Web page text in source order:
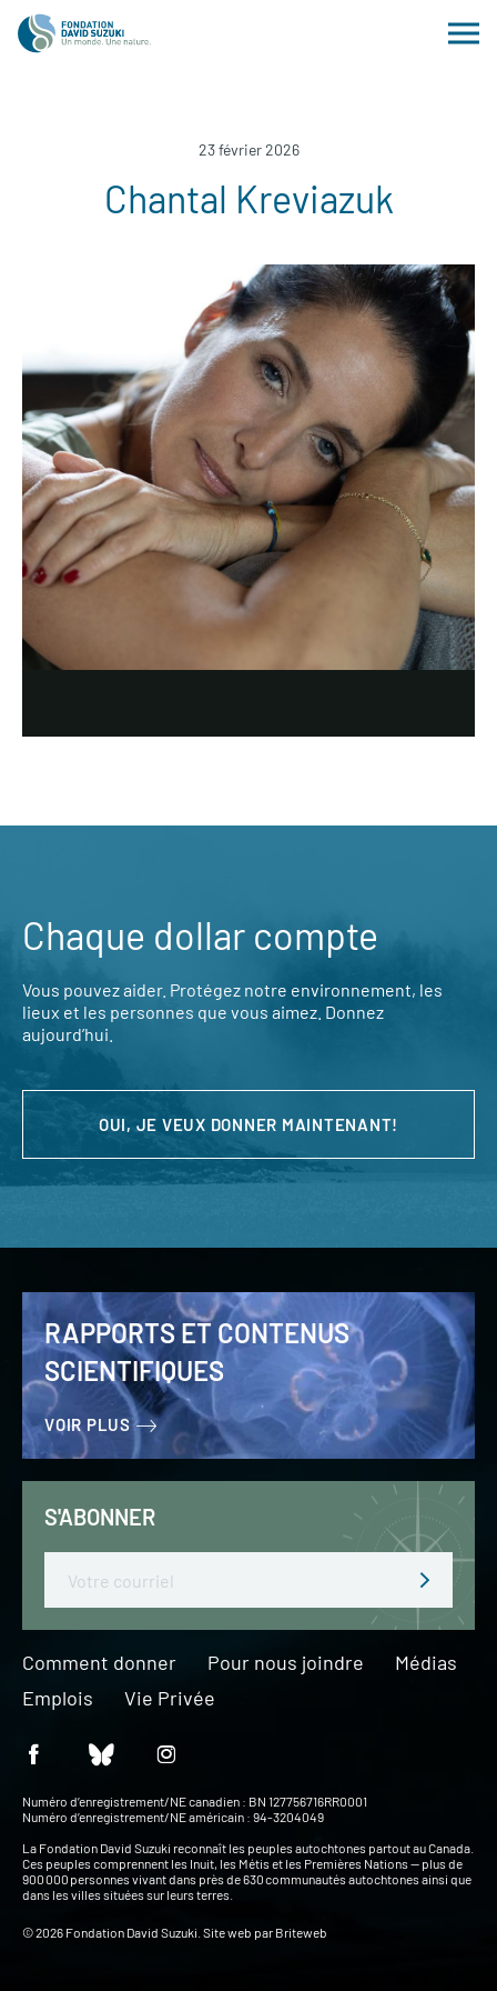
23 février 2026
Chantal Kreviazuk
Chaque dollar compte
Vous pouvez aider. Protégez notre environnement, les
lieux et les personnes que vous aimez. Donnez
aujourd’hui.
OUI, JE VEUX DONNER MAINTENANT!
RAPPORTS ET CONTENUS
SCIENTIFIQUES
VOIR PLUS
S'ABONNER
Comment donner Pour nous joindre
Médias
Emplois
Vie Privée
Numéro d’enregistrement/NE canadien : BN 127756716RR0001
Numéro d’enregistrement/NE américain : 94-3204049
La Fondation David Suzuki reconnaît les peuples autochtones partout au Canada.
Ces peuples comprennent les Inuit, les Métis et les Premières Nations — plus de
900 000 personnes vivant dans près de 630 communautés autochtones ainsi que
dans les villes situées sur leurs terres.
© 2026 Fondation David Suzuki. Site web par Briteweb